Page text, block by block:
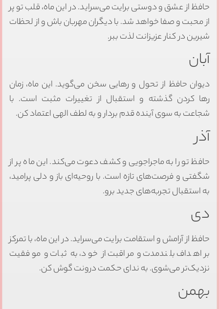
حافظ از عشق و دوستی برایت می‌سراید. در این ماه، قلب تو پر
از محبت و صفا خواهد شد. با دیگران مهربان باش و از لحظات
شیرین در کنار عزیزانت لذت ببر.
آبان
دیوان حافظ از تحول و رهایی سخن می‌گوید. این ماه، زمان
رها کردن گذشته و استقبال از تغییرات مثبت است. با
شجاعت به سوی آینده قدم بردار و به لطف الهی اعتماد کن.
آذر
حافظ تو را به ماجراجویی و کشف دعوت می‌کند. این ماه پر از
شگفتی و فرصت‌های تازه است. با روحیه‌ای باز و دلی پرامید،
به استقبال تجربه‌های جدید برو.
دی
حافظ از آرامش و استقامت برایت می‌سراید. در این ماه، با تمرکز
بر اهداف بلندمدت و مراقبت از خود، به ثبات و موفقیت
نزدیک‌تر می‌شوی. به ندای حکمت درونت گوش کن.
بهمن